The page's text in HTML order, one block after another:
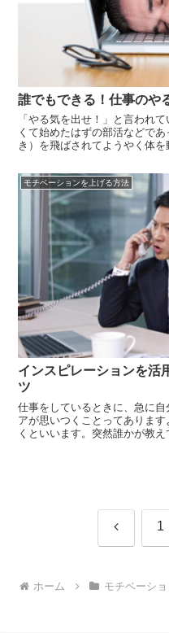
誰でもできる！仕事のや
「やる気を出せ！」と言われ
くて始めたはずの部活などで
き）を飛ばされてようやく体
てもそのクセは簡単には変わ
ず、相変わら...
モチベーションを上げる方法
インスピレーションを活
ツ
仕事をしているときに、急に
アが思いつくことってありま
くといいます。突然誰かが教
前 1
ホーム モチベーシ